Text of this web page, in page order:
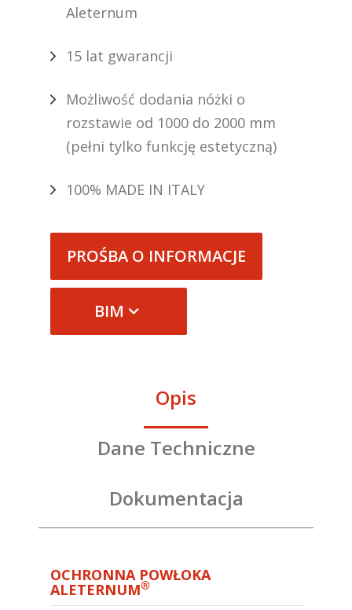
Aleternum
15 lat gwarancji
Możliwość dodania nóżki o
rozstawie od 1000 do 2000 mm
(pełni tylko funkcję estetyczną)
100% MADE IN ITALY
PROŚBA O INFORMACJE
BIM
Opis
Dane Techniczne
Dokumentacja
OCHRONNA POWŁOKA
ALETERNUM®